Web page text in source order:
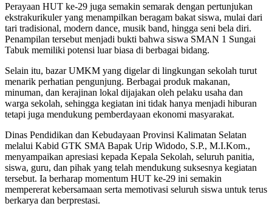
Perayaan HUT ke-29 juga semakin semarak dengan pertunjukan
ekstrakurikuler yang menampilkan beragam bakat siswa, mulai dari
tari tradisional, modern dance, musik band, hingga seni bela diri.
Penampilan tersebut menjadi bukti bahwa siswa SMAN 1 Sungai
Tabuk memiliki potensi luar biasa di berbagai bidang.
Selain itu, bazar UMKM yang digelar di lingkungan sekolah turut
menarik perhatian pengunjung. Berbagai produk makanan,
minuman, dan kerajinan lokal dijajakan oleh pelaku usaha dan
warga sekolah, sehingga kegiatan ini tidak hanya menjadi hiburan
tetapi juga mendukung pemberdayaan ekonomi masyarakat.
Dinas Pendidikan dan Kebudayaan Provinsi Kalimatan Selatan
melalui Kabid GTK SMA Bapak Urip Widodo, S.P., M.I.Kom.,
menyampaikan apresiasi kepada Kepala Sekolah, seluruh panitia,
siswa, guru, dan pihak yang telah mendukung suksesnya kegiatan
tersebut. Ia berharap momentum HUT ke-29 ini semakin
mempererat kebersamaan serta memotivasi seluruh siswa untuk terus
berkarya dan berprestasi.